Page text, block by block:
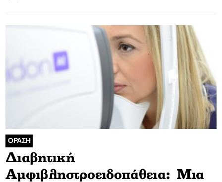
ΟΡΑΣΗ
Διαβητική
Αμφιβληστροειδοπάθεια: Μια